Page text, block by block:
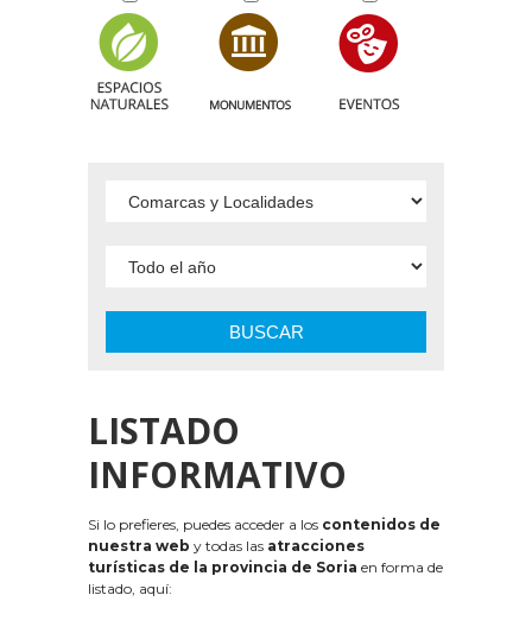
BUSCAR
LISTADO
INFORMATIVO
Si lo prefieres, puedes acceder a los contenidos de
nuestra web y todas las atracciones
turísticas de la provincia de Soria en forma de
listado, aquí: